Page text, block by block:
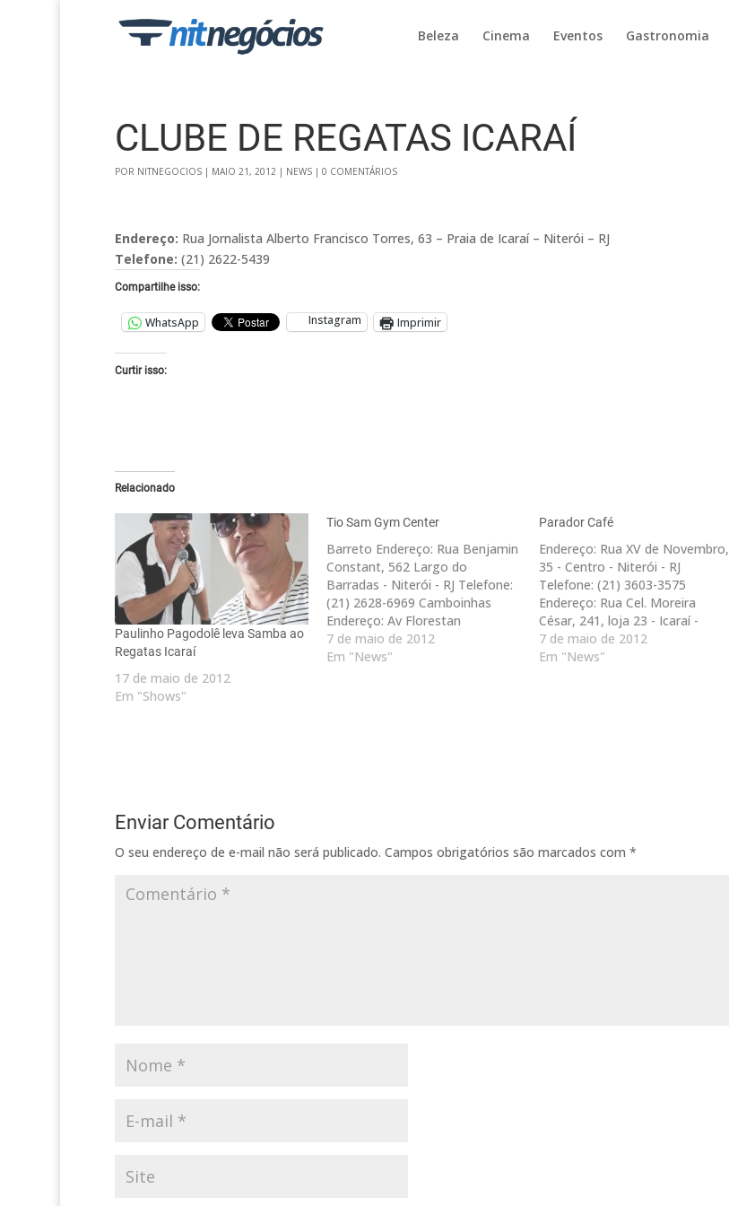
Beleza Cinema Eventos Gastronomia
CLUBE DE REGATAS ICARAÍ
POR NITNEGOCIOS| MAIO 21, 2012| NEWS| 0 COMENTÁRIOS
Endereço: Rua Jornalista Alberto Francisco Torres, 63 – Praia de Icaraí – Niterói – RJ
Telefone: (21) 2622-5439
Compartilhe isso:
WhatsApp Instagram Imprimir
Curtir isso:
Relacionado
Paulinho Pagodolê leva Samba ao
Regatas Icaraí
17 de maio de 2012
Em "Shows"
Tio Sam Gym Center
Barreto Endereço: Rua Benjamin
Constant, 562 Largo do
Barradas - Niterói - RJ Telefone:
(21) 2628-6969 Camboinhas
Endereço: Av Florestan
Fernandes 1625 - Camboinhas -
Niterói - RJ Telefone: (21) 3184-
7 de maio de 2012
Em "News"
Parador Café
Endereço: Rua XV de Novembro,
35 - Centro - Niterói - RJ
Telefone: (21) 3603-3575
Endereço: Rua Cel. Moreira
César, 241, loja 23 - Icaraí -
Niterói - RJ Telefone: (21) 2622-
7268
7 de maio de 2012
Em "News"
Enviar Comentário
O seu endereço de e-mail não será publicado. Campos obrigatórios são marcados com *